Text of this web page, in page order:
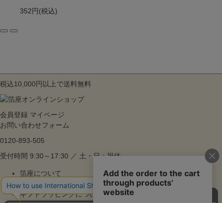
352円 (税込)
税込10,000円以上で送料無料
会員登録 マイページ
お問い合わせフォーム
0120-893-505
受付時間 9:30～17:30 ／ 土・日・祝休
箔座について
ご利用ガイド
ギフトラッピングについて